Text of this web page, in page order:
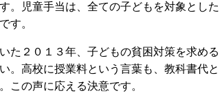
。児童手当は、全ての子どもを対象とした
す。
た２０１３年、子どもの貧困対策を求める
。高校に授業料という言葉も、教科書代と
この声に応える決意です。